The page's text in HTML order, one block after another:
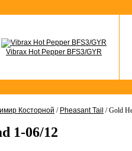
Vibrax Hot Pepper BFS3/GYR
Косторной / Pheasant Tail / Gold
1-06/12